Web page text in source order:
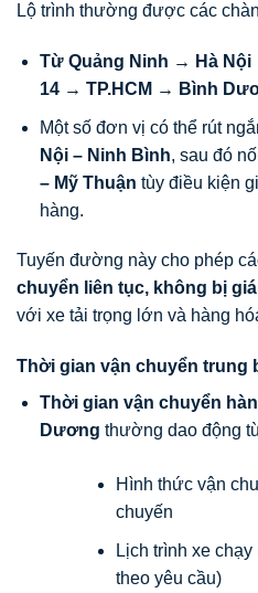
Lộ trình thường được các
Từ Quảng Ninh → Hà
14 → TP.HCM → Bình
Một số đơn vị có thể rút
Nội – Ninh Bình, sau đó
– Mỹ Thuận tùy điều kiện
hàng.
Tuyến đường này cho phép
chuyển liên tục, không bị
với xe tải trọng lớn và hàng
Thời gian vận chuyển trung
Thời gian vận chuyển
Dương thường dao động
Hình thức vận
chuyến
Lịch trình xe
theo yêu cầu)